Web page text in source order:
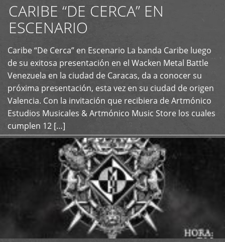
CARIBE “DE CERCA” EN
ESCENARIO
Caribe “De Cerca” en Escenario La banda Caribe luego
de su exitosa presentación en el Wacken Metal Battle
Venezuela en la ciudad de Caracas, da a conocer su
próxima presentación, esta vez en su ciudad de origen
Valencia. Con la invitación que recibiera de Artmónico
Estudios Musicales & Artmónico Music Store los cuales
cumplen 12 […]
+